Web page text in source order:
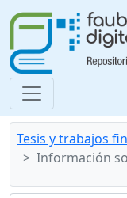
Tesis y trabajos
Información